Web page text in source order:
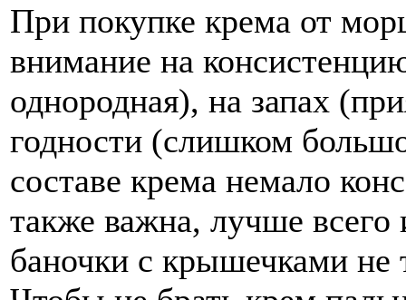
При покупке крема от
внимание на
однородная), на запах
годности (слишком
составе крема немало
также важна, лучше всего
баночки с крышечками не